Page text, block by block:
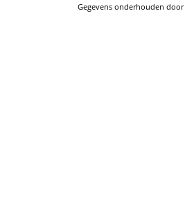
Gegevens onderhouden door